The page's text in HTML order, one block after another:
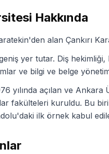
Hakkında
alan Çankırı
yer tutar. Diş
ve bilgi ve belge
yılında açılan ve
fakülteleri kuruldu. Bu
ilk örnek kabul